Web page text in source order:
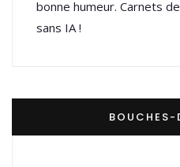
bonne humeur. Carnets
sans IA !
BOUCHES-